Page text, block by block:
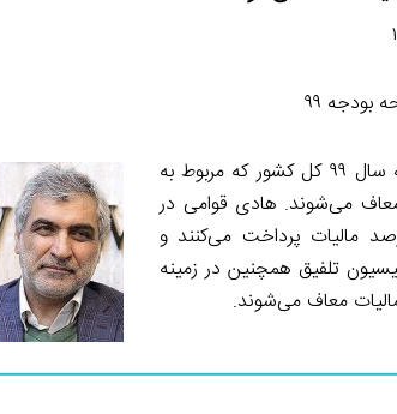
۹۹
سخنگوی کمیسیون تلفیق لایحه بودجه ۹۹ کل کشور گفت: بر اساس تبصره ۶ لایحه بودجه سال ۹۹ کل کشور که مربوط به
از پرداخت مالیات معاف می‌شوند. هادی قوامی در
این کمیسیون افزود: کارکنان با درآمد بین ۳ تا ۱۵میلیون تومان هم۱۰درصد مالیات پرداخت می‌کنند و
کمیسیون تلفیق همچنین در زمینه